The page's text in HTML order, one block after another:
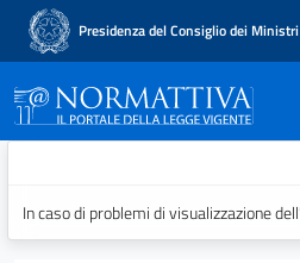
Presidenza del Consiglio dei Ministri
Normattiva -
In caso di problemi di visualizzazione